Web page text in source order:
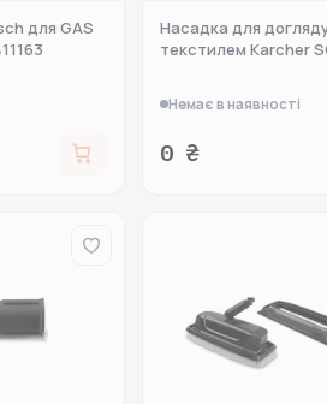
для GAS
Насадка для
текстилем Karcher
Немає в наявності
0 ₴